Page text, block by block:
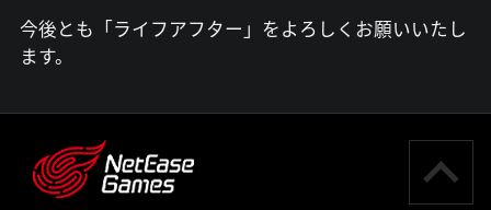
今後とも「ライフアフター」をよろしくお願いいたし
ます。